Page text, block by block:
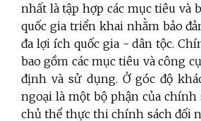
nhất là tập hợp các mục tiêu và
quốc gia triển khai nhằm bảo
đa lợi ích quốc gia - dân tộc.
bao gồm các mục tiêu và công
định và sử dụng. Ở góc độ
ngoại là một bộ phận của chính
chủ thể thực thi chính sách đối